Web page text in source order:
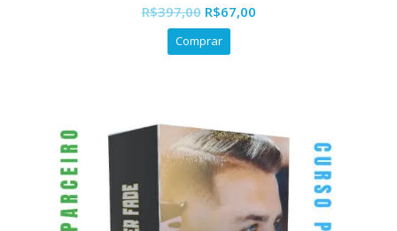
out
of
R$397,00 O
preço
original
R$67,00O
Comprar